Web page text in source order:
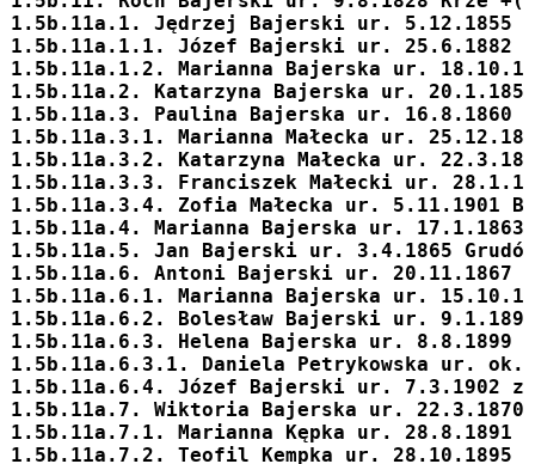
1.5b.11a.1. Jędrzej
Bajerski ur. 5.12.1855
1.5b.11a.1.1. Józef Bajerski ur. 25.6.1882
1.5b.11a.1.2. Marianna Bajerska ur.
1.5b.11a.2. Katarzyna Bajerska ur.
1.5b.11a.3. Paulina Bajerska ur. 16.8.1860
1.5b.11a.3.1. Marianna Małecka ur.
1.5b.11a.3.2. Katarzyna Małecka ur.
1.5b.11a.3.3. Franciszek Małecki ur.
1.5b.11a.3.4. Zofia Małecka ur. 5.11.1901
1.5b.11a.4. Marianna Bajerska ur. 17.1.1863
1.5b.11a.5. Jan Bajerski ur. 3.4.1865
1.5b.11a.6. Antoni Bajerski ur. 20.11.1867
1.5b.11a.6.1. Marianna Bajerska ur.
1.5b.11a.6.2. Bolesław Bajerski ur.
1.5b.11a.6.3. Helena Bajerska ur. 8.8.1899
1.5b.11a.6.3.1. Daniela Petrykowska ur.
1.5b.11a.6.4. Józef Bajerski ur. 7.3.1902
1.5b.11a.7. Wiktoria Bajerska ur. 22.3.1870
1.5b.11a.7.1. Marianna Kępka ur. 28.8.1891
1.5b.11a.7.2. Teofil Kempka ur. 28.10.1895